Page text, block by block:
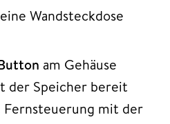
Wandsteckdose
am Gehäuse
der Speicher bereit
Fernsteuerung mit der